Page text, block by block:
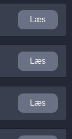
Læs
Læs
Læs